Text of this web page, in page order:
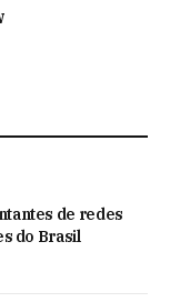
de redes
do Brasil